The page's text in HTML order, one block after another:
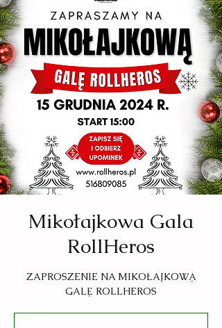
Mikołajkowa Gala
RollHeros
ZAPROSZENIE NA MIKOŁAJKOWĄ
GALĘ ROLLHEROS